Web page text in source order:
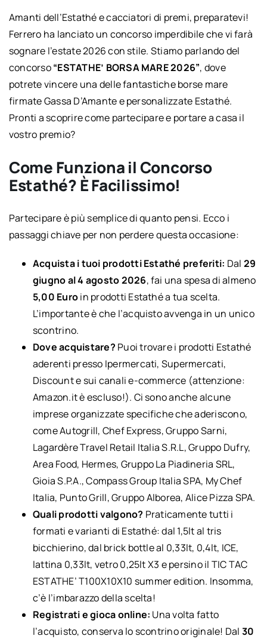
Amanti dell’Estathé e cacciatori di premi, preparatevi!
Ferrero ha lanciato un concorso imperdibile che vi farà
sognare l’estate 2026 con stile. Stiamo parlando del
concorso“ESTATHE’ BORSA MARE 2026”, dove
potrete vincere una delle fantastiche borse mare
firmate Gassa D’Amante e personalizzate Estathé.
Pronti a scoprire come partecipare e portare a casa il
vostro premio?
Come Funziona il Concorso
Estathé? È Facilissimo!
Partecipare è più semplice di quanto pensi. Ecco i
passaggi chiave per non perdere questa occasione:
Acquista i tuoi prodotti Estathé preferiti: Dal 29
giugno al 4 agosto 2026, fai una spesa di almeno
5,00 Euroin prodotti Estathé a tua scelta.
L’importante è che l’acquisto avvenga in un unico
scontrino.
Dove acquistare? Puoi trovare i prodotti Estathé
aderenti presso Ipermercati, Supermercati,
Discount e sui canali e-commerce (attenzione:
Amazon.it è escluso!). Ci sono anche alcune
imprese organizzate specifiche che aderiscono,
come Autogrill, Chef Express, Gruppo Sarni,
Lagardère Travel Retail Italia S.R.L, Gruppo Dufry,
Area Food, Hermes, Gruppo La Piadineria SRL,
Gioia S.P.A., Compass Group Italia SPA, My Chef
Italia, Punto Grill, Gruppo Alborea, Alice Pizza SPA.
Quali prodotti valgono? Praticamente tutti i
formati e varianti di Estathé: dal 1,5lt al tris
bicchierino, dal brick bottle al 0,33lt, 0,4lt, ICE,
lattina 0,33lt, vetro 0,25lt X3 e persino il TIC TAC
ESTATHE’ T100X10X10 summer edition. Insomma,
c’è l’imbarazzo della scelta!
Registrati e gioca online: Una volta fatto
l’acquisto, conserva lo scontrino originale! Dal 30